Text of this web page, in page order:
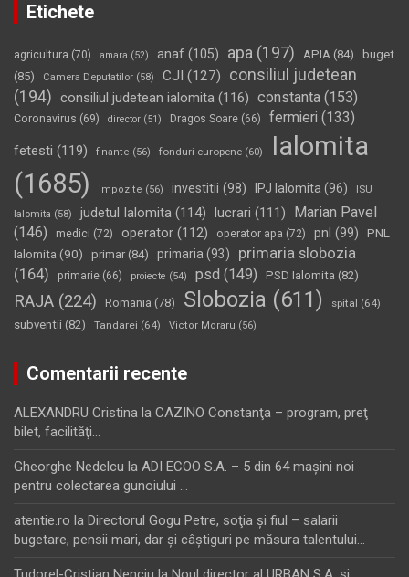
Etichete
agricultura (70) amara (52) anaf (105) apa (197) APIA (84)
buget
(85)
Camera Deputatilor (58) CJI (127)
consiliul judetean
(194) consiliul judetean ialomita (116) constanta (153)
Coronavirus (69) director (51) Dragos Soare (66) fermieri (133)
fetesti (119) finante (56) fonduri europene (60)
Ialomita
(1685)
impozite (56) investitii (98) IPJ Ialomita (96) ISU
Ialomita (58) judetul Ialomita (114) lucrari (111)
Marian Pavel
(146)
medici (72) operator (112) operator apa (72) pnl (99)
PNL
Ialomita (90) primar(84) primaria (93)
primaria slobozia
(164)
primarie (66) proiecte (54) psd (149) PSD Ialomita (82)
RAJA (224) Romania (78) Slobozia (611) spital (64)
subventii (82) Tandarei (64) Victor Moraru (56)
Comentarii recente
ALEXANDRU Cristina la CAZINO Constanţa – program, preţ
bilet, facilităţi…
Gheorghe Nedelcu la ADI ECOO S.A. – 5 din 64 maşini noi
pentru colectarea gunoiului …
atentie.ro la Directorul Gogu Petre, soţia şi fiul – salarii
bugetare, pensii mari, dar şi câştiguri pe măsura talentului…